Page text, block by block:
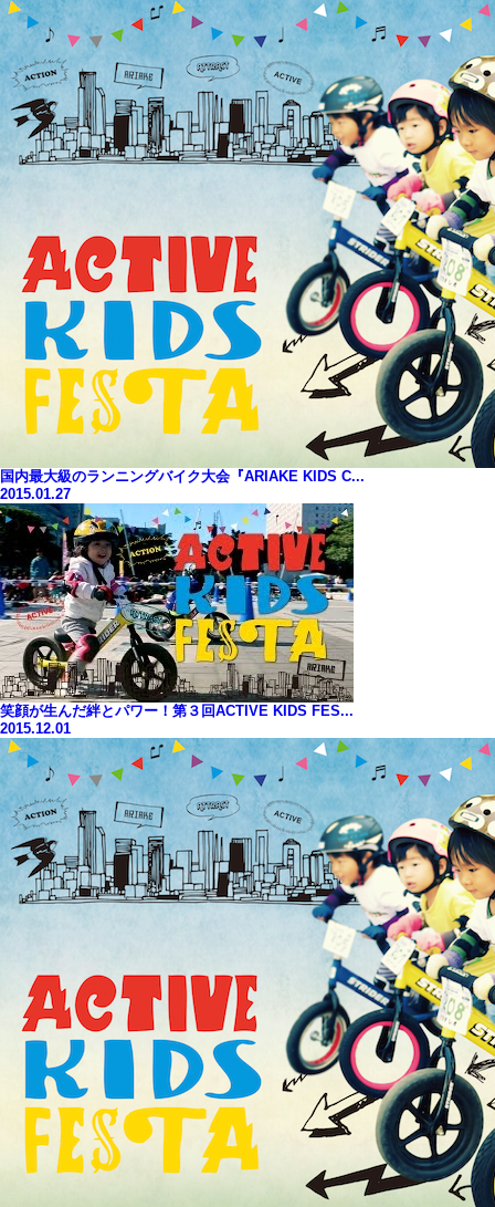
国内最大級のランニングバイク大会『ARIAKE KIDS C...
2015.01.27
笑顔が生んだ絆とパワー！第３回ACTIVE KIDS FES...
2015.12.01